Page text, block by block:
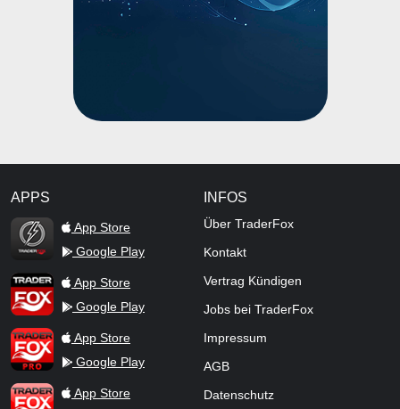
APPS
TraderFox Flash
App Store
Google Play
TraderFox AppApp Store
Google Play
TraderFox ProApp Store
Google Play
TraderFox dpa-AFX ProFeed
App Store
INFOS
Über TraderFox
Kontakt
Vertrag Kündigen
Jobs bei TraderFox
Impressum
AGB
Datenschutz